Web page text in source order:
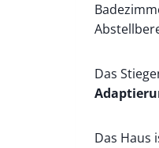
Das
Das Haus